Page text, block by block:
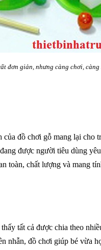
đơn giản, nhưng càng chơi,
đồ chơi gỗ mang lại cho
được người tiêu dùng
toàn, chất lượng và mang
tất cả được chia theo
nhẫn, đồ chơi giúp bé vừa